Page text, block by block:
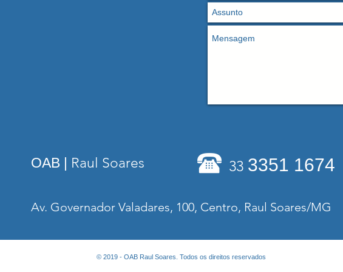
OAB | Raul Soares 33 3351 1674
Av. Governador Valadares, 100, Centro, Raul Soares/MG
© 2019 - OAB Raul Soares. Todos os direitos reservados